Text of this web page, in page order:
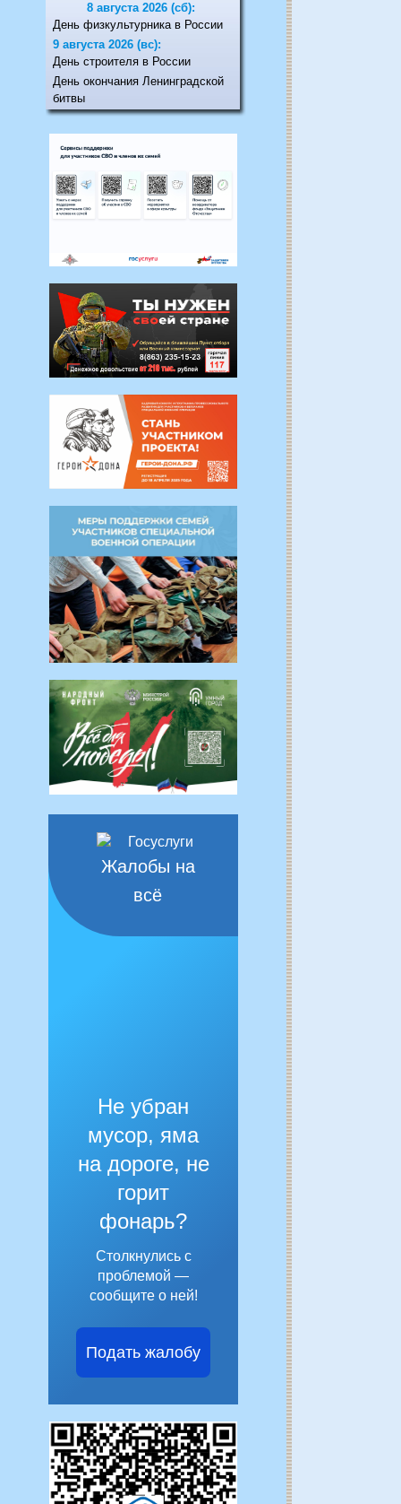
8 августа 2026 (сб):
День физкультурника в России
9 августа 2026 (вс):
День строителя в России
День окончания Ленинградской
битвы
Жалобы на
всё
Не убран
мусор, яма
на дороге, не
горит
фонарь?
Столкнулись с
проблемой —
сообщите о ней!
Подать жалобу